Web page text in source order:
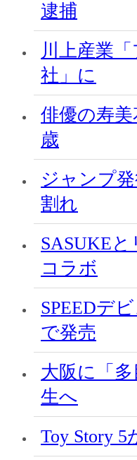
逮捕
川上産業
社」に
俳優の寿
歳
ジャンプ
割れ
SASUKE
コラボ
SPEEDデ
で発売
大阪に「
生へ
Toy Story 5